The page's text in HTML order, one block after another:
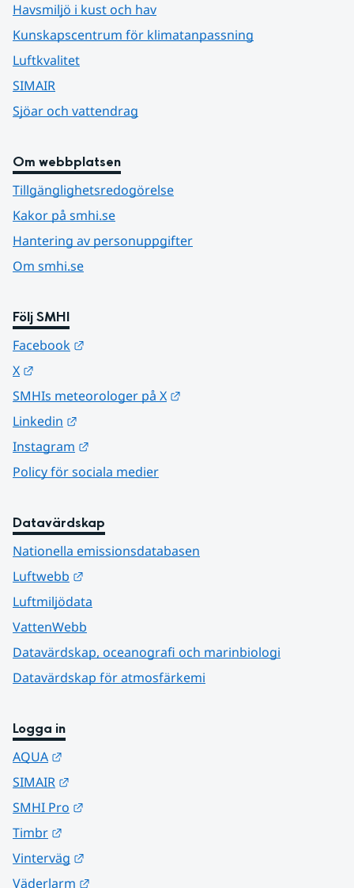
Havsmiljö i kust och hav
Kunskapscentrum för klimatanpassning
Luftkvalitet
SIMAIR
Sjöar och vattendrag
Om webbplatsen
Tillgänglighetsredogörelse
Kakor på smhi.se
Hantering av personuppgifter
Om smhi.se
Följ SMHI
Facebook
X
SMHIs meteorologer på X
Linkedin
Instagram
Policy för sociala medier
Datavärdskap
Nationella emissionsdatabasen
Luftwebb
Luftmiljödata
VattenWebb
Datavärdskap, oceanografi och marinbiologi
Datavärdskap för atmosfärkemi
Logga in
AQUA
SIMAIR
SMHI Pro
Timbr
Vinterväg
Väderlarm